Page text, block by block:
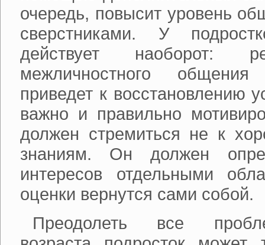
очередь, повысит уровень
сверстниками. У
действует наоборот:
межличностного
приведет к восстановлению
важно и правильно
должен стремиться не к
знаниям. Он должен
интересов отдельными
оценки вернутся сами собой.
Преодолеть все